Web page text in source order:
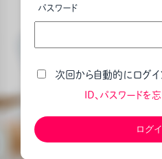
パスワード
次回から自動的にログイ
ID、パスワードを